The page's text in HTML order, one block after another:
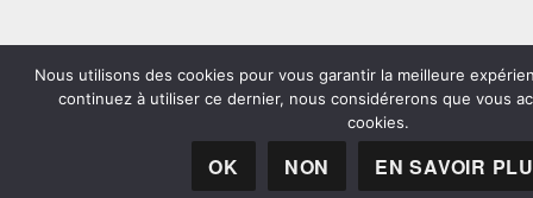
Nous utilisons des cookies pour vous garantir la meilleure
continuez à utiliser ce dernier, nous considérerons que vous
cookies.
OK NON EN SAVOIR